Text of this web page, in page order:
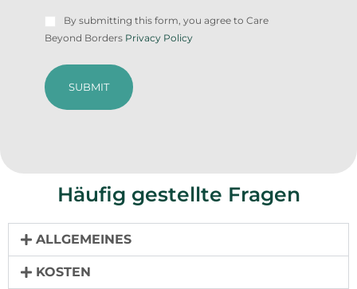
Agree
to
and
privacy
(erforderlich)
By submitting this form, you agree to Care
Beyond Borders Privacy Policy
Häufig gestellte Fragen
ALLGEMEINES
KOSTEN